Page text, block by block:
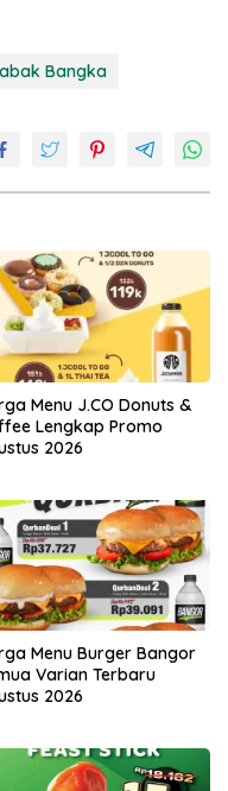
Bangka
Menu J.CO Donuts &
Lengkap Promo
2026
Menu Burger Bangor
Varian Terbaru
2026